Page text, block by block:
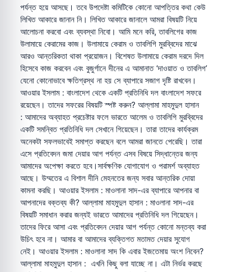
পর্যন্ত হয়ে আসছে। তবে উপদেষ্টা কমিটিকে কোনো আপত্তির কথা কেউ
লিখিত আকারে জানান নি। লিখিত আকারে জানালে আমরা বিষয়টি নিয়ে
আলোচনা করবো এবং ব্যবস্থা নিবো। আমি মনে করি, তাবলিগের কাজ
উলামায়ে কেরামের কাজ। উলামায়ে কেরাম ও তাবলিগি মুরব্বিদের মাঝে
আরও আন্তরিকতা থাকা প্রয়োজন। বিশেষত উলামায়ে কেরাম দরদে দিল
হিসেবে কাজ করবেন এবং বুজুর্গানে দীনের এ আমানাত ‘দাওয়াত ও তাবলিগ’
যেনো কোনোভাবে ক্ষতিগ্রস্থ না হয় সে ব্যাপারে সজাগ দৃষ্টি রাখবেন।
আওয়ার ইসলাম : বাংলাদেশ থেকে একটি প্রতিনিধি দল বাংলাদেশ সফরে
রয়েছেন। তাদের সফরের বিষয়টি স্পষ্ট করুন? আল্লামা মাহমুদুল হাসান
: আমাদের অব্যাহত প্রচেষ্টার ফলে ভারতে আলেম ও তাবলিগি মুরব্বিদের
একটি সমন্বিত প্রতিনিধি দল সেখানে গিয়েছেন। তারা তাদের কার্যক্রম
অনেকটা সফলভাবেই সমাপ্ত করছেন বলে আমরা জানতে পেরেছি। তারা
এসে প্রতিবেদন জমা দেয়ার আগ পর্যন্ত এসব বিষয়ে সিদ্ধান্তের জন্য
আমাদের অপেক্ষা করতে হবে।সার্বক্ষণিক যোগাযোগ ও পরামর্শ অব্যাহত
আছে। উম্মতের এ বিশাল দীনি মেহনতের জন্য সবার আন্তরিক দোয়া
কামনা করছি। আওয়ার ইসলাম : মাওলানা সাদ-এর ব্যাপারে আপনার বা
আপনাদের বক্তব্য কী? আল্লামা মাহমুদুল হাসান : মাওলানা সাদ-এর
বিষয়টি সমাধান করার জন্যই ভারতে আমাদের প্রতিনিধি দল গিয়েছেন।
তাদের ফিরে আসা এবং প্রতিবেদন দেয়ার আগ পর্যন্ত কোনো মন্তব্য করা
উচিৎ হবে না। আমার বা আমাদের ব্যক্তিগত মতামত দেয়ার সুযোগ
নেই। আওয়ার ইসলাম : মাওলানা সাদ কি এবার ইজতেমায় অংশ নিবেন?
আল্লামা মাহমুদুল হাসান : এখনি কিছু বলা যাচ্ছে না। এটা নির্ভর করছে